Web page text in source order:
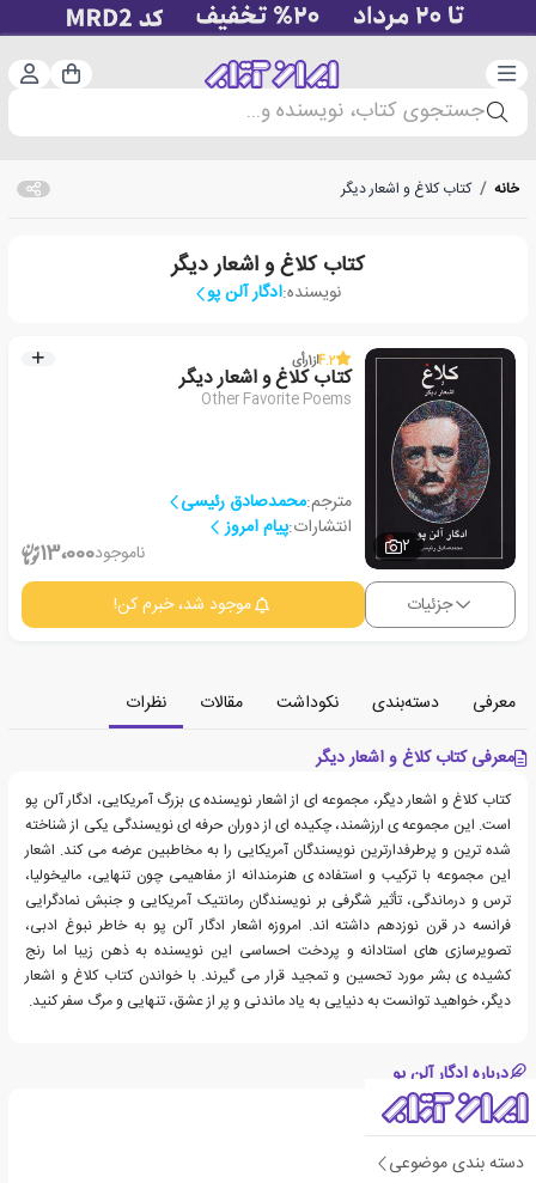
دسته‌بندی سبد
جستجوی کتاب، نویسنده و...
دسته بندی موضوعی
خانه / کتاب کلاغ و اشعار دیگر
کتاب کلاغ و اشعار دیگر
نویسنده:ادگار آلن پو
2
4.2از1رأی
کتاب کلاغ و اشعار دیگر
Other Favorite Poems
مترجم:محمدصادق رئیسی
انتشارات:پیام امروز
ناموجود13،000
جزئیات موجود شد، خبرم کن!
معرفی دسته‌بندی نکوداشت مقالات
نظرات
معرفی کتاب کلاغ و اشعار دیگر
کتاب کلاغ و اشعار دیگر، مجموعه ای از اشعار نویسنده ی بزرگ آمریکایی، ادگار آلن پو
است. این مجموعه ی ارزشمند، چکیده ای از دوران حرفه ای نویسندگی یکی از شناخته
شده ترین و پرطرفدارترین نویسندگان آمریکایی را به مخاطبین عرضه می کند. اشعار
این مجموعه با ترکیب و استفاده ی هنرمندانه از مفاهیمی چون تنهایی، مالیخولیا،
ترس و درماندگی، تأثیر شگرفی بر نویسندگان رمانتیک آمریکایی و جنبش نمادگرایی
فرانسه در قرن نوزدهم داشته اند. امروزه اشعار ادگار آلن پو به خاطر نبوغ ادبی،
تصویرسازی های استادانه و پردخت احساسی این نویسنده به ذهن زیبا اما رنج
کشیده ی بشر مورد تحسین و تمجید قرار می گیرند. با خواندن کتاب کلاغ و اشعار
دیگر، خواهید توانست به دنیایی به یاد ماندنی و پر از عشق، تنهایی و مرگ سفر کنید.
درباره ادگار آلن پو